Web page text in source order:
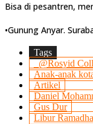
Bisa di pesantren,
•Gunung Anyar.
Tags
_@Rosyid
Anak-anak
Artikel
Daniel
Gus Dur
Libur